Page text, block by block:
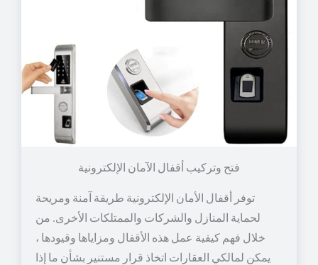
توفر أقفال الأمان الإلكترونية طريقة آمنة ومريحة
لحماية المنازل والشركات والممتلكات الأخرى. من
خلال فهم كيفية عمل هذه الأقفال ومزاياها وقيودها ،
يمكن لمالكي العقارات اتخاذ قرار مستنير بشأن ما إذا